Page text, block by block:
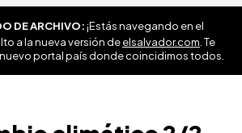
DE ARCHIVO:¡Estás navegando en el
a la nueva versión deelsalvador.com . Te
portal país donde coincidimos todos.